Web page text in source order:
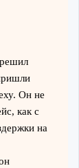
Он не
как с
на